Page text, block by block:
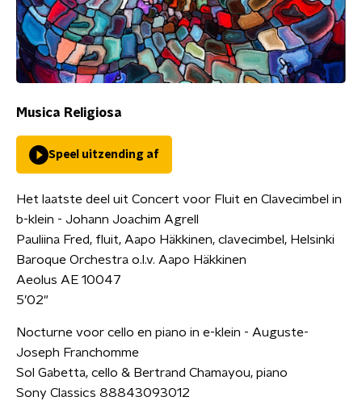
Musica Religiosa
Speel uitzending af
Het laatste deel uit Concert voor Fluit en Clavecimbel in
b-klein - Johann Joachim Agrell
Pauliina Fred, fluit, Aapo Häkkinen, clavecimbel, Helsinki
Baroque Orchestra o.l.v. Aapo Häkkinen
Aeolus AE 10047
5’02"
Nocturne voor cello en piano in e-klein - Auguste-
Joseph Franchomme
Sol Gabetta, cello & Bertrand Chamayou, piano
Sony Classics 88843093012